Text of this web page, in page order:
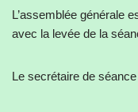
L’assemblée générale
avec la levée de la
Le secrétaire de séance